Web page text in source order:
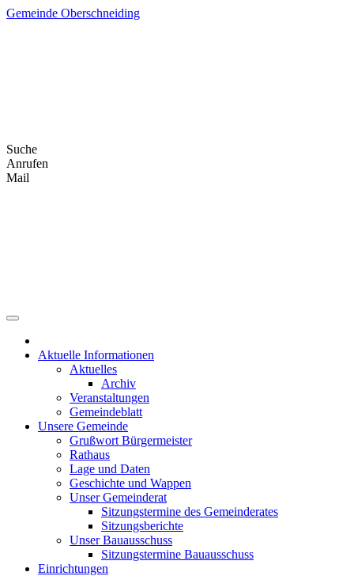
Skip
Gemeinde Oberschneiding
Suche
Anrufen
Mail
Aktuelle Informationen
Aktuelles
Archiv
Veranstaltungen
Gemeindeblatt
Unsere Gemeinde
Grußwort Bürgermeister
Rathaus
Lage und Daten
Geschichte und Wappen
Unser Gemeinderat
Sitzungstermine des Gemeinderates
Sitzungsberichte
Unser Bauausschuss
Sitzungstermine Bauausschuss
Einrichtungen